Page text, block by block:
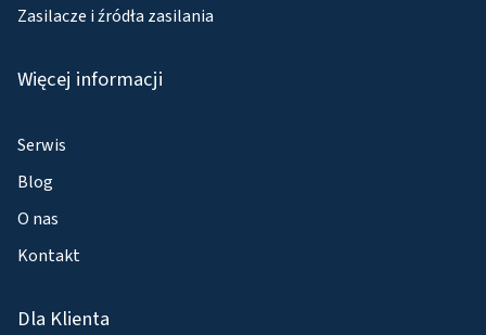
Zasilacze i źródła zasilania
Więcej informacji
Serwis
Blog
O nas
Kontakt
Dla Klienta